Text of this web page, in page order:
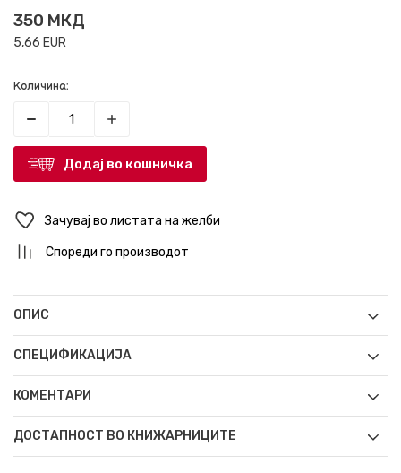
350 МКД
5,66 EUR
Количина:
Додај во кошничка
Зачувај во листата на желби
Спореди го производот
ОПИС
СПЕЦИФИКАЦИЈА
КОМЕНТАРИ
ДОСТАПНОСТ ВО КНИЖАРНИЦИТЕ